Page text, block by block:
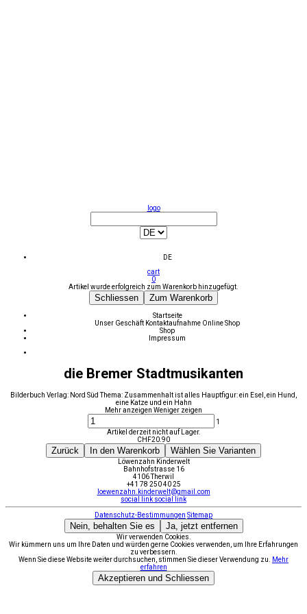
logo
DE
cart
0
Artikel wurde erfolgreich zum Warenkorb hinzugefügt.
Schliessen Zum Warenkorb
Startseite
Unser Geschäft Kontaktaufnahme Online Shop
Shop
Impressum
die Bremer Stadtmusikanten
Bilderbuch Verlag: Nord Süd Thema: Zusammenhalt ist alles Hauptfigur: ein Esel, ein Hund,
eine Katze und ein Hahn
Mehr anzeigen Weniger zeigen
1
Artikel derzeit nicht auf Lager.
CHF20.90
Zurück In den Warenkorb Wählen Sie Varianten
Löwenzahn Kinderwelt
Bahnhofstrasse 16
4106 Therwil
+41 78 250 40 25
loewenzahn.kinderwelt@gmail.com
social link social link
Datenschutz-Bestimmungen Sitemap
Nein, behalten Sie es Ja, jetzt entfernen
Wir verwenden Cookies.
Wir kümmern uns um Ihre Daten und würden gerne Cookies verwenden, um Ihre Erfahrungen
zu verbessern.
Wenn Sie diese Website weiter durchsuchen, stimmen Sie dieser Verwendung zu.
Mehr
erfahren
Akzeptieren und Schliessen